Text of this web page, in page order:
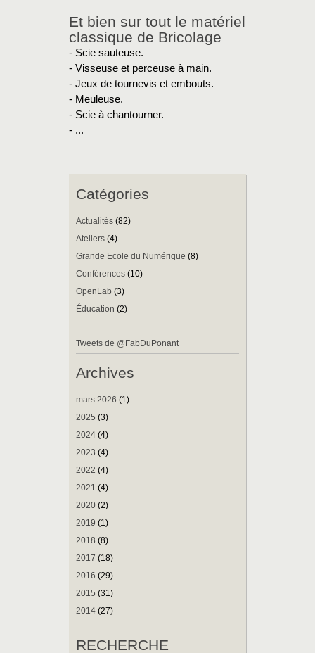
Et bien sur tout le matériel
classique de Bricolage
- Scie sauteuse.
- Visseuse et perceuse à main.
- Jeux de tournevis et embouts.
- Meuleuse.
- Scie à chantourner.
- ...
Catégories
Actualités (82)
Ateliers (4)
Grande Ecole du Numérique (8)
Conférences (10)
OpenLab (3)
Éducation (2)
Tweets de @FabDuPonant
Archives
mars 2026 (1)
2025 (3)
2024 (4)
2023 (4)
2022 (4)
2021 (4)
2020 (2)
2019 (1)
2018 (8)
2017 (18)
2016 (29)
2015 (31)
2014 (27)
RECHERCHE